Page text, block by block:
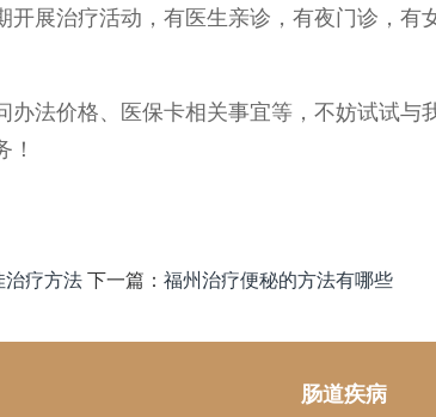
展治疗活动，有医生亲诊，有夜门诊，有
法价格、医保卡相关事宜等，不妨试试与
治疗方法 下一篇： 福州治疗便秘的方法有哪些
肠道疾病